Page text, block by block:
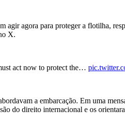
agora para proteger a flotilha,
X.
act now to protect the…
a embarcação. Em uma
do direito internacional e os